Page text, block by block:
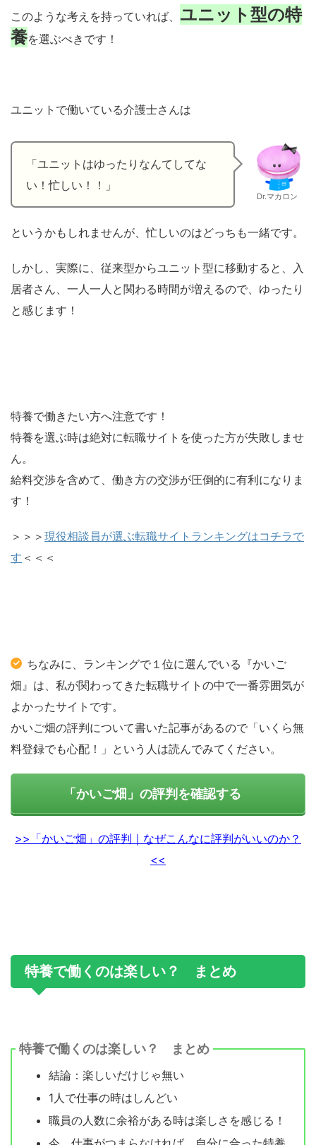
このような考えを持っていれば、 ユニット型の特
養を選ぶべきです！
ユニットで働いている介護士さんは
「ユニットはゆったりなんてしてな
い！忙しい！！」
Dr.マカロン
というかもしれませんが、忙しいのはどっちも一緒です。
しかし、実際に、従来型からユニット型に移動すると、入
居者さん、一人一人と関わる時間が増えるので、ゆったり
と感じます！
特養で働きたい方へ注意です！
特養を選ぶ時は絶対に転職サイトを使った方が失敗しませ
ん。
給料交渉を含めて、働き方の交渉が圧倒的に有利になりま
す！
＞＞＞ 現役相談員が選ぶ転職サイトランキングはコチラで
す ＜＜＜
ちなみに、ランキングで１位に選んでいる『かいご
畑』は、私が関わってきた転職サイトの中で一番雰囲気が
よかったサイトです。
かいご畑の評判について書いた記事があるので「いくら無
料登録でも心配！」という人は読んでみてください。
「かいご畑」の評判を確認する
>>「かいご畑」の評判｜なぜこんなに評判がいいのか？
<<
特養で働くのは楽しい？ まとめ
特養で働くのは楽しい？ まとめ
結論：楽しいだけじゃ無い
1人で仕事の時はしんどい
職員の人数に余裕がある時は楽しさを感じる！